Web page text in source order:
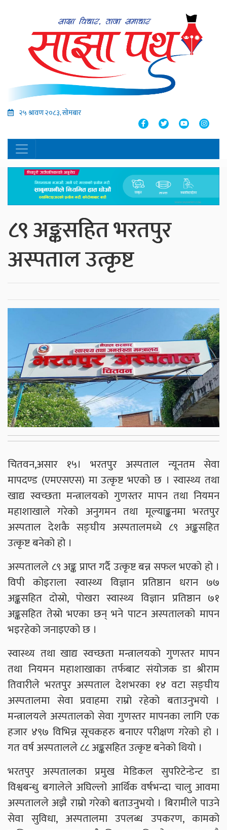
२५ श्रावण २०८३, सोमबार
८९ अङ्कसहित भरतपुर
अस्पताल उत्कृष्ट
चितवन,असार १५। भरतपुर अस्पताल न्यूनतम सेवा
मापदण्ड (एमएसएस) मा उत्कृष्ट भएको छ । स्वास्थ्य तथा
खाद्य स्वच्छता मन्त्रालयको गुणस्तर मापन तथा नियमन
महाशाखाले गरेको अनुगमन तथा मूल्याङ्कनमा भरतपुर
अस्पताल देशकै सङ्घीय अस्पतालमध्ये ८९ अङ्कसहित
उत्कृष्ट बनेको हो ।
अस्पतालले ८९ अङ्क प्राप्त गर्दै उत्कृष्ट बन्न सफल भएको हो ।
विपी कोइराला स्वास्थ्य विज्ञान प्रतिष्ठान धरान ७७
अङ्कसहित दोस्रो, पोखरा स्वास्थ्य विज्ञान प्रतिष्ठान ७१
अङ्कसहित तेस्रो भएका छन् भने पाटन अस्पतालको मापन
भइरहेको जनाइएको छ ।
स्वास्थ्य तथा खाद्य स्वच्छता मन्त्रालयको गुणस्तर मापन
तथा नियमन महाशाखाका तर्फबाट संयोजक डा श्रीराम
तिवारीले भरतपुर अस्पताल देशभरका १४ वटा सङ्घीय
अस्पतालमा सेवा प्रवाहमा राम्रो रहेको बताउनुभयो ।
मन्त्रालयले अस्पतालको सेवा गुणस्तर मापनका लागि एक
हजार ४९७ विभिन्न सूचकहरु बनाएर परीक्षण गरेको हो ।
गत वर्ष अस्पतालले ८८ अङ्कसहित उत्कृष्ट बनेको थियो ।
भरतपुर अस्पतालका प्रमुख मेडिकल सुपरिटेन्डेन्ट डा
विश्वबन्धु बगालेले अघिल्लो आर्थिक वर्षभन्दा चालु आवमा
अस्पतालले अझै राम्रो गरेको बताउनुभयो । बिरामीले पाउने
सेवा सुविधा, अस्पतालमा उपलब्ध उपकरण, कामको